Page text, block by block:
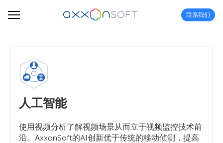
联系我们
人工智能
使用视频分析了解视频场景从而立于视频监控技术前
沿。AxxonSoft的AI创新优于传统的移动侦测，提高